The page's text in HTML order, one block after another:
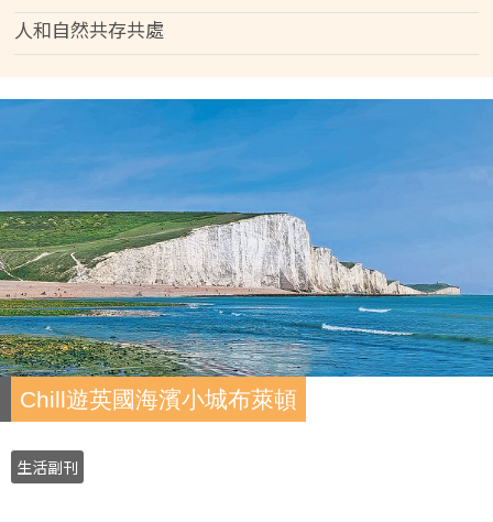
人和自然共存共處
Chill遊英國海濱小城布萊頓
生活副刊